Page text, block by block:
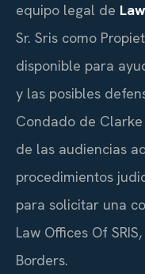
equipo legal de
Sr. Sris como
disponible para
y las posibles
Condado de
de las audiencias
procedimientos
para solicitar una
Law Offices Of
Borders.